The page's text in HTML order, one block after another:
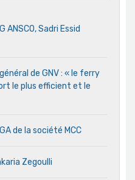
ANSCO, Sadri Essid
de GNV : « le ferry
le plus efficient et le
de la société MCC
Zegoulli